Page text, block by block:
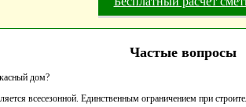
Частые вопросы
дом?
всесезонной. Единственным ограничением при